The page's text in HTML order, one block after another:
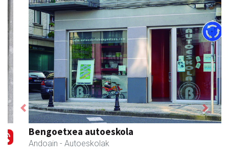
Bengoetxea autoeskola
Andoain - Autoeskolak
Previous Next